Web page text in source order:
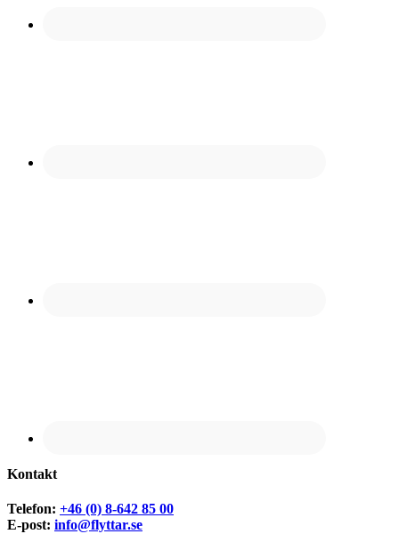
Kontakt
Telefon: +46 (0) 8-642 85 00
E-post: info@flyttar.se